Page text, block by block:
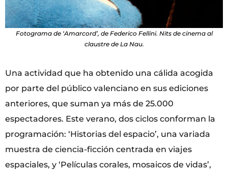
Fotograma de ‘Amarcord’, de Federico Fellini. Nits de cinema al
claustre de La Nau.
Una actividad que ha obtenido una cálida acogida
por parte del público valenciano en sus ediciones
anteriores, que suman ya más de 25.000
espectadores. Este verano, dos ciclos conforman la
programación: ‘Historias del espacio’, una variada
muestra de ciencia-ficción centrada en viajes
espaciales, y ‘Películas corales, mosaicos de vidas’,